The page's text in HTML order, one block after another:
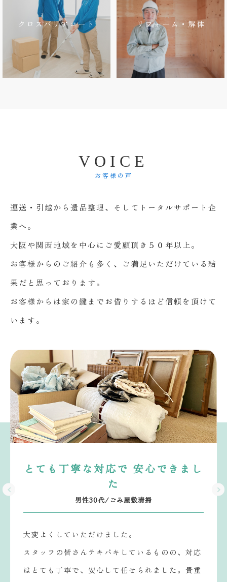
クロスバリアコート リフォーム・解体
V O I C E
お客様の声
運送・引越から遺品整理、そしてトータルサポート企
業へ。
大阪や関西地域を中心にご愛顧頂き５０年以上。
お客様からのご紹介も多く、ご満足いただけている結
果だと思っております。
お客様からは家の鍵までお借りするほど信頼を頂けて
います。
とても丁寧な対応で 安心できまし
た
男性30代/ごみ屋敷清掃
大変よくしていただけました。
スタッフの皆さんテキパキしているものの、対応
はとても丁寧で、安心して任せられました。貴重